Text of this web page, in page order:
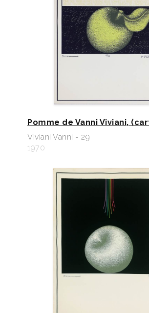
Pomme de Vanni Viviani,
Viviani Vanni - 29
1970